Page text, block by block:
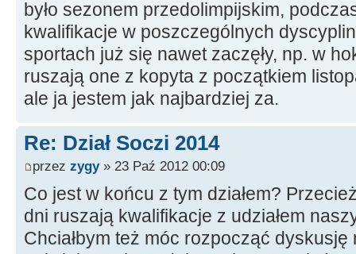
było sezonem przedolimpijskim,
kwalifikacje w poszczególnych
sportach już się nawet zaczęły, np. w
ruszają one z kopyta z początkiem
ale ja jestem jak najbardziej za.
Re: Dział Soczi 2014
przez zygy» 23 Paź 2012 00:09
Co jest w końcu z tym działem?
dni ruszają kwalifikacje z udziałem
Chciałbym też móc rozpocząć